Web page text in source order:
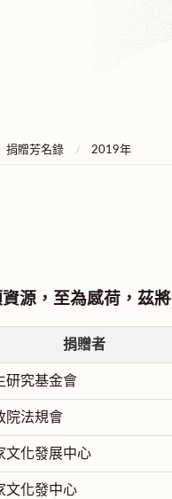
捐贈芳名錄 2019年
源，至為感荷，茲
捐贈者
研究基金會
院法規會
文化發展中心
文化發中心